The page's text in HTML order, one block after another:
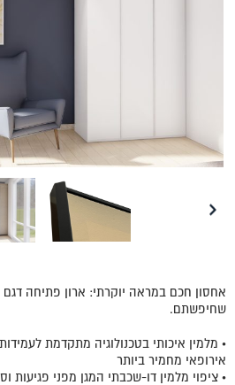
אחסון חכם במראה יוקרתי: ארון פתיחה
שחיפשתם.
• מלמין איכותי בטכנולוגיה מתקדמת
אירופאי מחמיר ביותר
• ציפוי מלמין דו-שכבתי המגן מפני פגיעות